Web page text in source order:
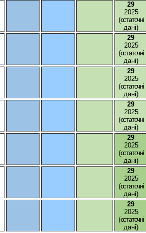
29
2025
(остаточні
дані)
29
2025
(остаточні
дані)
29
2025
(остаточні
дані)
29
2025
(остаточні
дані)
29
2025
(остаточні
дані)
29
2025
(остаточні
дані)
29
2025
(остаточні
дані)